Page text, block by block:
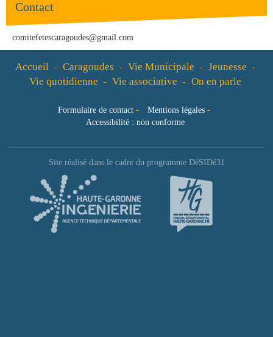
Contact
comitefetescaragoudes@gmail.com
Accueil - Caragoudes - Vie Municipale - Jeunesse -
Vie quotidienne - Vie associative - On en parle
Formulaire de contact- Mentions légales-
Accessibilité : non conforme
Site réalisé dans le cadre du programme DéSIDé31